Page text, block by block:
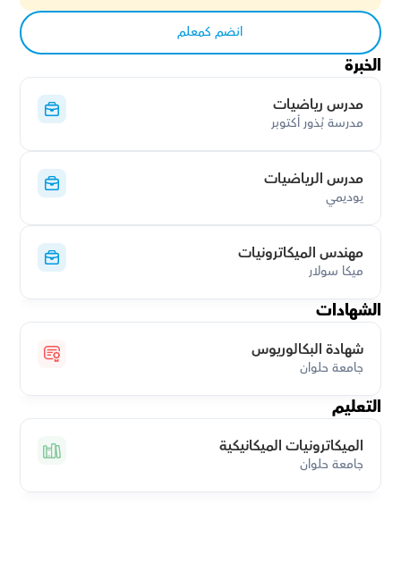
انضم كمعلم
الخبرة
مدرس رياضيات
مدرسة بُذور أكتوبر
مدرس الرياضيات
يوديمي
مهندس الميكاترونيات
ميكا سولار
الشهادات
شهادة البكالوريوس
جامعة حلوان
التعليم
الميكاترونيات الميكانيكية
جامعة حلوان